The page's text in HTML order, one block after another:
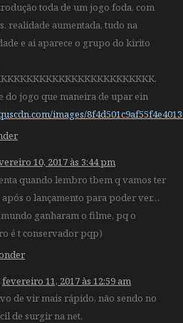
toda de um jogo foda, com
realidade aumentada, tudo na
e ai aparece o grupo do kirito
do jogo que maneira de upar ein
images/
10, 2017 às 3:44 pm
quando lembro tbem q vamos ter
após o lançamento para poder ver…
ganharam o filme, pq o
é t conservador pqp)
fevereiro 11, 2017 às 12:59 am
de vir mais rápido, não sendo no
de surgir na net.